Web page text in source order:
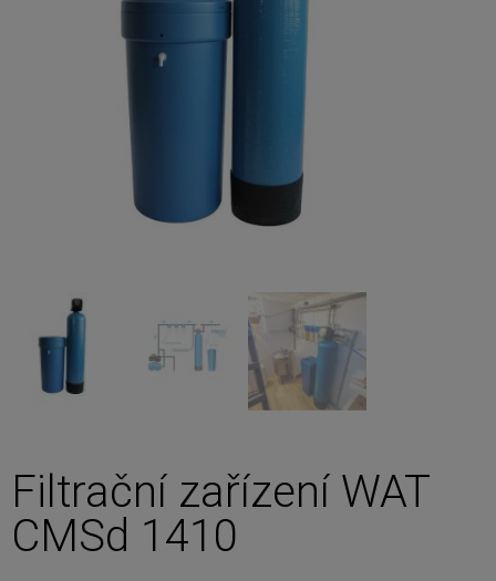
Filtrační zařízení WAT
CMSd 1410